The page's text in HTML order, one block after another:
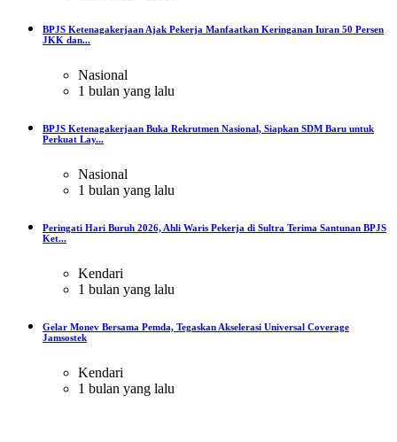
BPJS Ketenagakerjaan Ajak Pekerja Manfaatkan Keringanan Iuran 50 Persen
JKK dan...
Nasional
1 bulan yang lalu
BPJS Ketenagakerjaan Buka Rekrutmen Nasional, Siapkan SDM Baru untuk
Perkuat Lay...
Nasional
1 bulan yang lalu
Peringati Hari Buruh 2026, Ahli Waris Pekerja di Sultra Terima Santunan BPJS
Ket...
Kendari
1 bulan yang lalu
Gelar Monev Bersama Pemda, Tegaskan Akselerasi Universal Coverage
Jamsostek
Kendari
1 bulan yang lalu